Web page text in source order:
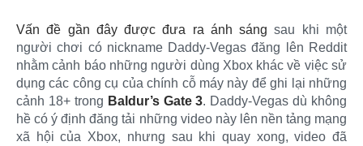
Vấn đề gần đây được đưa ra ánh sáng sau khi một
người chơi có nickname Daddy-Vegas đăng lên Reddit
nhằm cảnh báo những người dùng Xbox khác về việc sử
dụng các công cụ của chính cỗ máy này để ghi lại những
cảnh 18+ trong Baldur’s Gate 3. Daddy-Vegas dù không
hề có ý định đăng tải những video này lên nền tảng mạng
xã hội của Xbox, nhưng sau khi quay xong, video đã